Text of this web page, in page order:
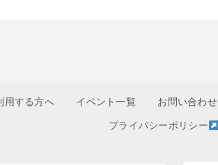
用する方へ イベント一覧 お問い合わせ
プライバシーポリシー